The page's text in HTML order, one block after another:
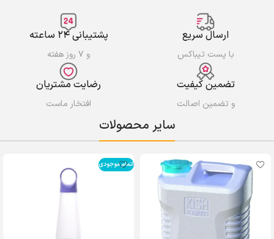
ارسال سریع
با پست تیباکس
پشتیبانی ۲۴ ساعته
و ۷ روز هفته
تضمین کیفیت
و تضمین اصالت
رضایت مشتریان
افتخار ماست
سایر محصولات
اتمام موجودی